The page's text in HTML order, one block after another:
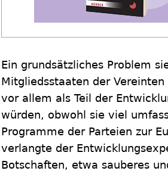
Ein grundsätzliches Problem
Mitgliedsstaaten der
vor allem als Teil der
würden, obwohl sie viel
Programme der Parteien zur
verlangte der
Botschaften, etwa sauberes